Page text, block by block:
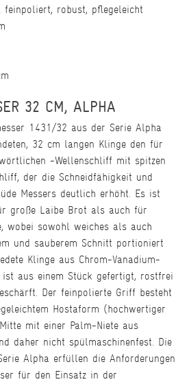
feinpoliert, robust, pflegeleicht
32 CM, ALPHA
1431/32 aus der Serie Alpha
32 cm langen Klinge den für
-Wellenschliff mit spitzen
der die Schneidfähigkeit und
Messers deutlich erhöht. Es ist
große Laibe Brot als auch für
wobei sowohl weiches als auch
und sauberem Schnitt portioniert
Klinge aus Chrom-Vanadium-
ist aus einem Stück gefertigt, rostfrei
Der feinpolierte Griff besteht
Hostaform (hochwertiger
mit einer Palm-Niete aus
daher nicht spülmaschinenfest. Die
Alpha erfüllen die Anforderungen
für den Einsatz in der